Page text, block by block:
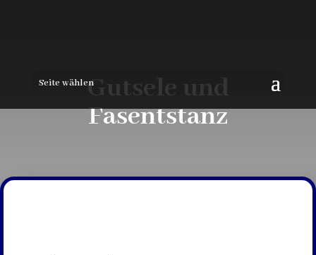
Seite wählenGutsele und
Fasentstanz